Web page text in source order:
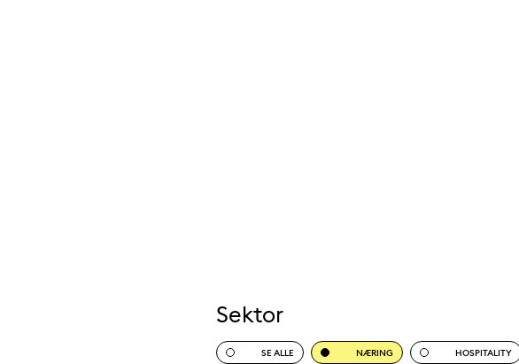
Sektor
SE ALLE NÆRING HOSPITALITY